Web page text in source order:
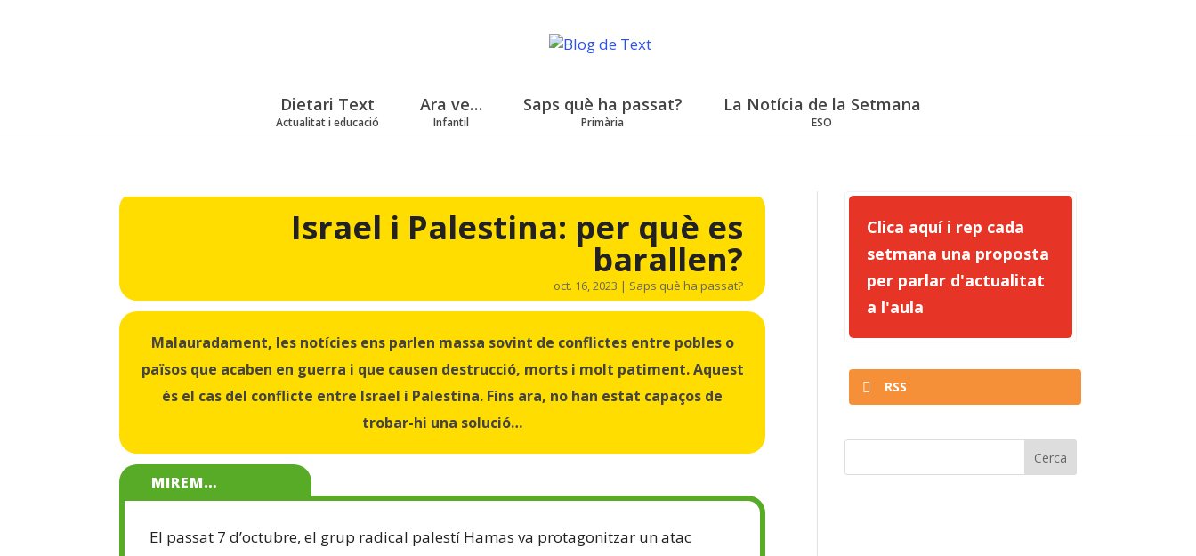
Dietari Text
Actualitat i educació
Ara ve…
Infantil
Saps què ha passat?
Primària
La Notícia de la Setmana
ESO
Israel i Palestina: per què es
barallen?
oct. 16, 2023 | Saps què ha passat?
Malauradament, les notícies ens parlen massa sovint de conflictes entre pobles o
països que acaben en guerra i que causen destrucció, morts i molt patiment. Aquest
és el cas del conflicte entre Israel i Palestina. Fins ara, no han estat capaços de
trobar-hi una solució…
MIREM…
El passat 7 d’octubre, el grup radical palestí Hamas va protagonitzar un atac
Clica aquí i rep cada
setmana una proposta
per parlar d'actualitat
a l'aula
RSS